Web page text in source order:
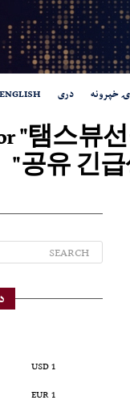
خپرونه دری ENGLISH
"탬스
공유 긴
1 USD
1 EUR